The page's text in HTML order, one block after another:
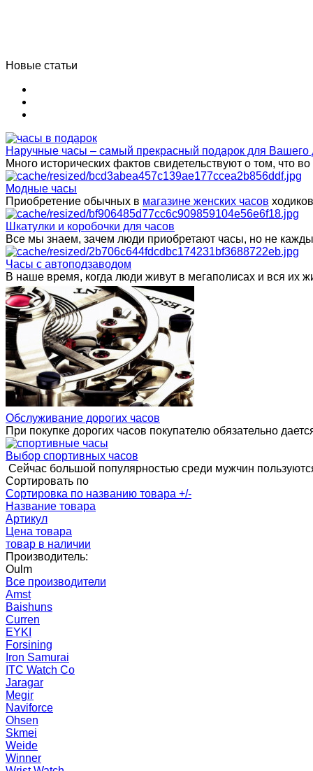
Новые статьи
Наручные часы – самый прекрасный подарок для Вашего
Много исторических фактов свидетельствуют о том, что
Модные часы
Приобретение обычных в магазине женских часов
Шкатулки и коробочки для часов
Все мы знаем, зачем люди приобретают часы, но не
Часы с автоподзаводом
В наше время, когда люди живут в мегаполисах и вся
Обслуживание дорогих часов
При покупке дорогих часов покупателю обязательно
Выбор спортивных часов
Сейчас большой популярностью среди мужчин
Сортировать по
Сортировка по названию товара +/-
Название товара
Артикул
Цена товара
товар в наличии
Производитель:
Oulm
Все производители
Amst
Baishuns
Curren
EYKI
Forsining
Iron Samurai
ITC Watch Co
Jaragar
Megir
Naviforce
Ohsen
Skmei
Weide
Winner